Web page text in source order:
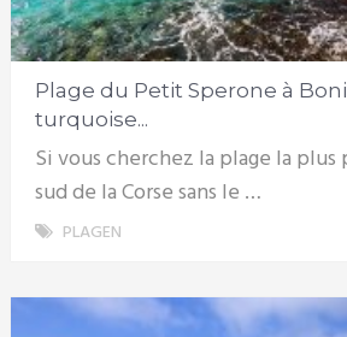
Plage du Petit Sperone à
turquoise...
Si vous cherchez la plage la
sud de la Corse sans le …
PLAGEN